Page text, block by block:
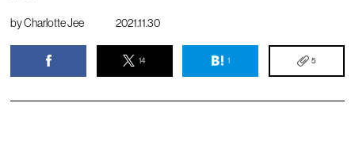
byCharlotte Jee 2021.11.30
14 1 5